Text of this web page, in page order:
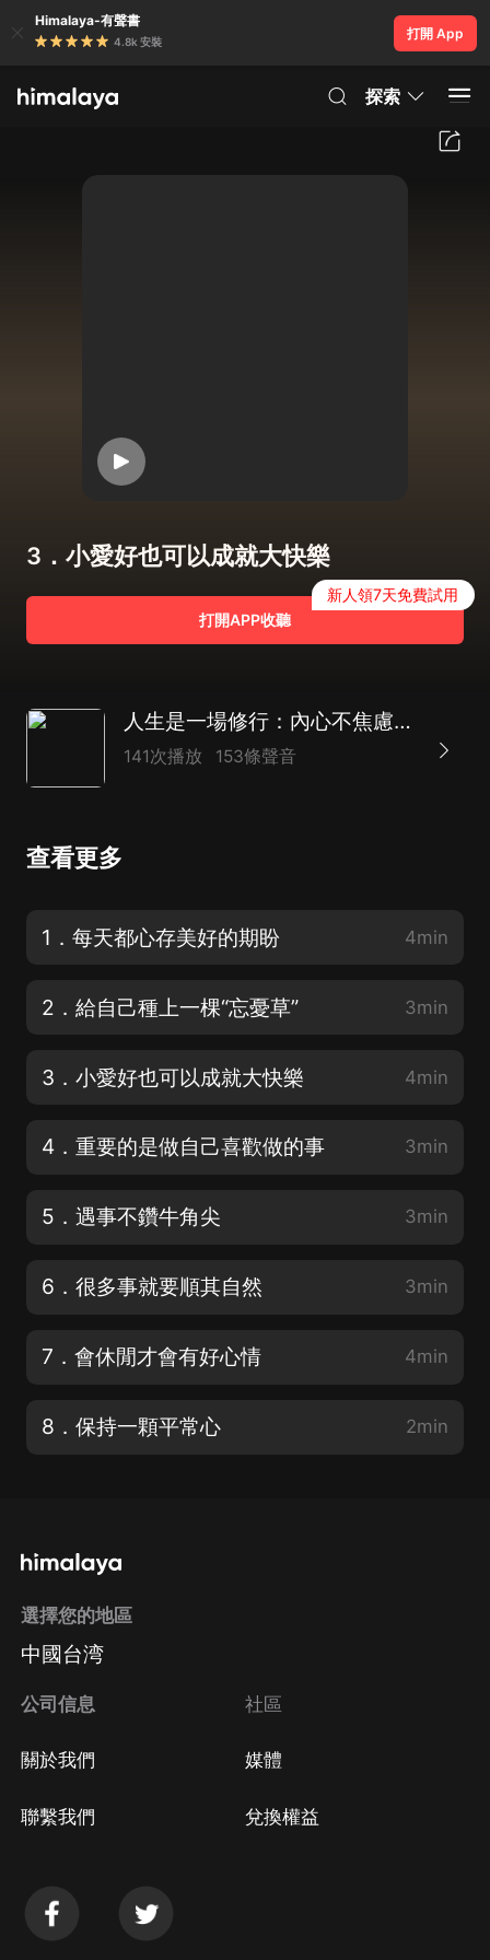
Himalaya-有聲書
4.8k 安裝
打開 App
探索
3．小愛好也可以成就大快樂
打開APP收聽
新人領7天免費試用
人生是一場修行：內心不焦慮的活法|斷舍離|舍與得
141次播放 153條聲音
查看更多
1．每天都心存美好的期盼 4min
2．給自己種上一棵“忘憂草” 3min
3．小愛好也可以成就大快樂 4min
4．重要的是做自己喜歡做的事 3min
5．遇事不鑽牛角尖 3min
6．很多事就要順其自然 3min
7．會休閒才會有好心情 4min
8．保持一顆平常心 2min
選擇您的地區
中國台湾
公司信息
關於我們
聯繫我們
社區
媒體
兌換權益